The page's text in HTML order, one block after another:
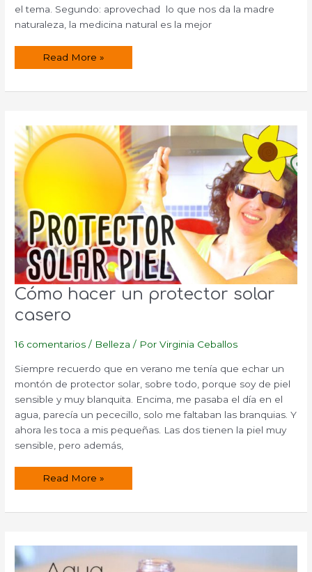
el tema. Segundo: aprovechad lo que nos da la madre
naturaleza, la medicina natural es la mejor
Come
por
fuera
con
supralimentos
Read More »
Cómo hacer un protector solar
casero
16 comentarios / Belleza / PorVirginia Ceballos
Siempre recuerdo que en verano me tenía que echar un
montón de protector solar, sobre todo, porque soy de piel
sensible y muy blanquita. Encima, me pasaba el día en el
agua, parecía un pececillo, solo me faltaban las branquias. Y
ahora les toca a mis pequeñas. Las dos tienen la piel muy
sensible, pero además,
Cómo
solar
Read More »